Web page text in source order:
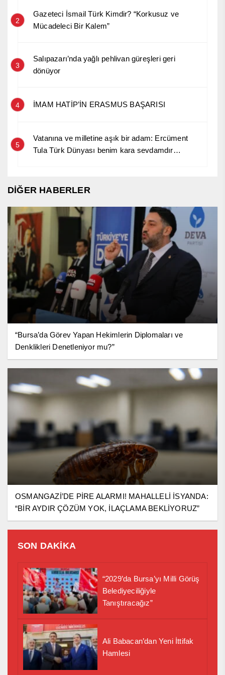
2
Gazeteci İsmail Türk Kimdir? “Korkusuz ve
Mücadeleci Bir Kalem”
3
Salıpazarı’nda yağlı pehlivan güreşleri geri
dönüyor
4 İMAM HATİP’İN ERASMUS BAŞARISI
5
Vatanına ve milletine aşık bir adam: Ercüment
Tula Türk Dünyası benim kara sevdamdır…
DİĞER HABERLER
“Bursa’da Görev Yapan Hekimlerin Diplomaları ve
Denklikleri Denetleniyor mu?”
OSMANGAZİ’DE PİRE ALARMI! MAHALLELİ İSYANDA:
“BİR AYDIR ÇÖZÜM YOK, İLAÇLAMA BEKLİYORUZ”
SON DAKİKA
“2029’da Bursa’yı Milli Görüş
Belediyeciliğiyle
Tanıştıracağız”
Ali Babacan’dan Yeni İttifak
Hamlesi